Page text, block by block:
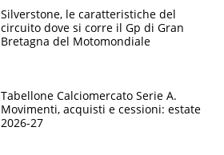
Silverstone, le caratteristiche del
circuito dove si corre il Gp di Gran
Bretagna del Motomondiale
Tabellone Calciomercato Serie A.
Movimenti, acquisti e cessioni: estate
2026-27